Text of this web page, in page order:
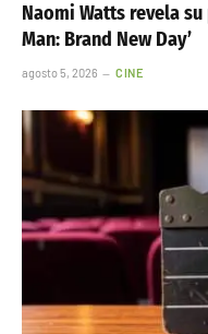
Naomi Watts revela
Man: Brand New Day’
agosto 5, 2026 CINE